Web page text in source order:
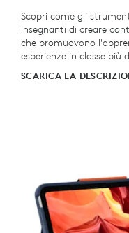
Scopri come gli
insegnanti di creare
che promuovono
esperienze in classe più
SCARICA LA